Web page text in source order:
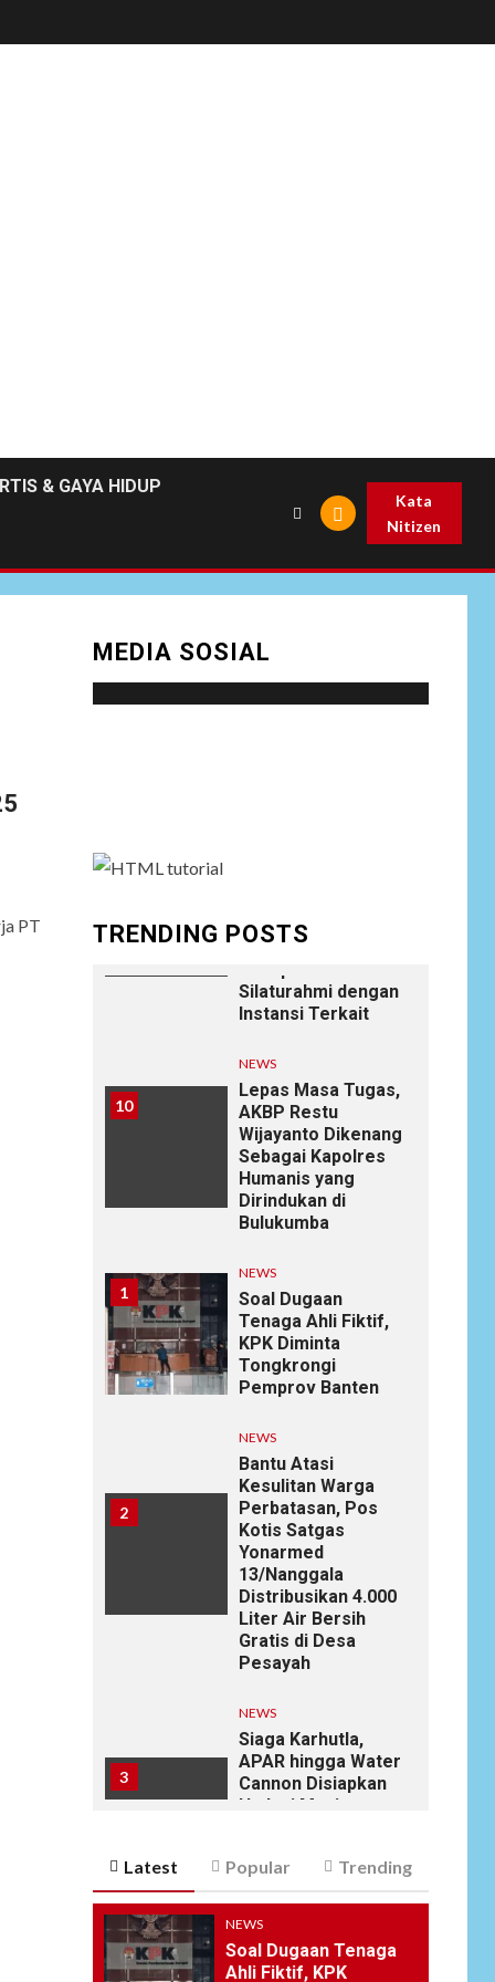
& GAYA HIDUP
Kata
Nitizen
PT
MEDIA SOSIAL
TRENDING POSTS
UUD 1945 dan
Program Strategis
Prabowo
Hukum, Ungkap
9
Laksanakan
Anjangsana Untuk
Silaturahmi dengan
Instansi Terkait
10
NEWS
Lepas Masa Tugas,
AKBP Restu
Wijayanto Dikenang
Sebagai Kapolres
Humanis yang
Dirindukan di
Bulukumba
1
NEWS
Soal Dugaan
Tenaga Ahli Fiktif,
KPK Diminta
Tongkrongi
Pemprov Banten
2
NEWS
Bantu Atasi
Kesulitan Warga
Perbatasan, Pos
Kotis Satgas
Yonarmed
13/Nanggala
Distribusikan 4.000
Liter Air Bersih
Gratis di Desa
Pesayah
3
NEWS
Siaga Karhutla,
APAR hingga Water
Cannon Disiapkan
Hadapi Musim
Bakar Lahan
dengan Alasan Apa
Pun
NEWS
Latest Popular Trending
NEWS
Soal Dugaan Tenaga
Ahli Fiktif, KPK